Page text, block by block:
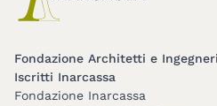
Fondazione Architetti e
Iscritti Inarcassa
Fondazione Inarcassa